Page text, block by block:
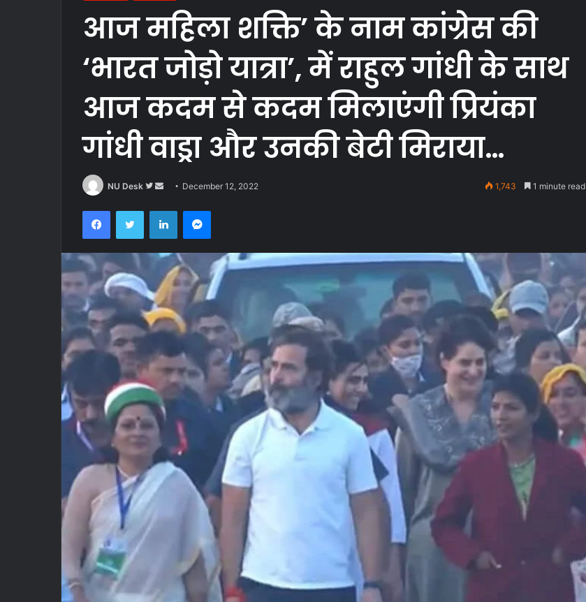
आज महिला शक्ति’ के नाम कांग्रेस की
‘भारत जोड़ो यात्रा’, में राहुल गांधी के साथ
आज कदम से कदम मिलाएंगी प्रियंका
गांधी वाड्रा और उनकी बेटी मिराया…
NU Desk
Follow
Twitter
Send December 12, 2022 1,743 1 minute read
FacebookTwitter LinkedInMessenger